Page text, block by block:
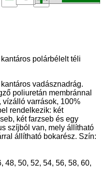
polárbélelt téli
vadásznadrág.
poliuretán membránnal
vízálló varrások, 100%
rendelkezik: két
két farzseb és egy
szíjból van, mely állítható
állítható bokarész. Szín:
48, 50, 52, 54, 56, 58, 60,